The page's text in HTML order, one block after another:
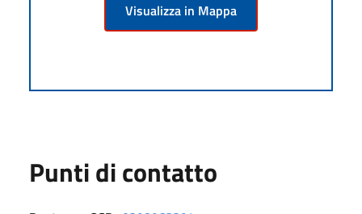
Visualizza in Mappa
Punti di contatto